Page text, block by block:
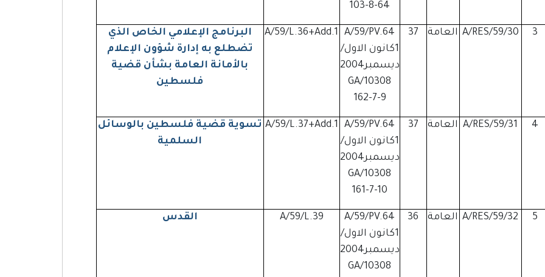
103-8-64
3
A/RES/59/30 العامة 37
A/59/PV.64
1كانون الاول/
ديسمبر2004
GA/10308
162-7-9
A/59/L.36+Add.1
البرنامج الإعلامي الخاص الذي
تضطلع به إدارة شؤون الإعلام
بالأمانة العامة بشأن قضية
فلسطين
4
A/RES/59/31 العامة 37
A/59/PV.64
1كانون الاول/
ديسمبر2004
GA/10308
161-7-10
A/59/L.37+Add.1 تسوية قضية فلسطين بالوسائل
السلمية
5
A/RES/59/32 العامة 36
A/59/PV.64
1كانون الاول/
ديسمبر2004
GA/10308
A/59/L.39 القدس